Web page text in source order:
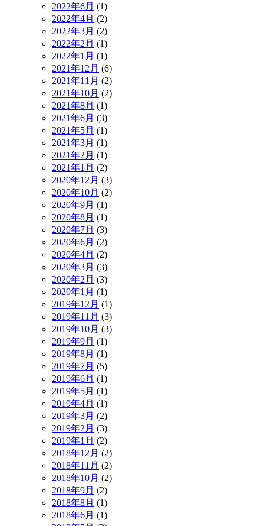
2022年6月 (1)
2022年4月 (2)
2022年3月 (2)
2022年2月 (1)
2022年1月 (1)
2021年12月 (6)
2021年11月 (2)
2021年10月 (2)
2021年8月 (1)
2021年6月 (3)
2021年5月 (1)
2021年3月 (1)
2021年2月 (1)
2021年1月 (2)
2020年12月 (3)
2020年10月 (2)
2020年9月 (1)
2020年8月 (1)
2020年7月 (3)
2020年6月 (2)
2020年4月 (2)
2020年3月 (3)
2020年2月 (3)
2020年1月 (1)
2019年12月 (1)
2019年11月 (3)
2019年10月 (3)
2019年9月 (1)
2019年8月 (1)
2019年7月 (5)
2019年6月 (1)
2019年5月 (1)
2019年4月 (1)
2019年3月 (2)
2019年2月 (3)
2019年1月 (2)
2018年12月 (2)
2018年11月 (2)
2018年10月 (2)
2018年9月 (2)
2018年8月 (1)
2018年6月 (1)